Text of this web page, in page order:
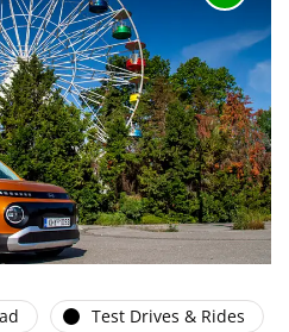
Test Drives & Rides